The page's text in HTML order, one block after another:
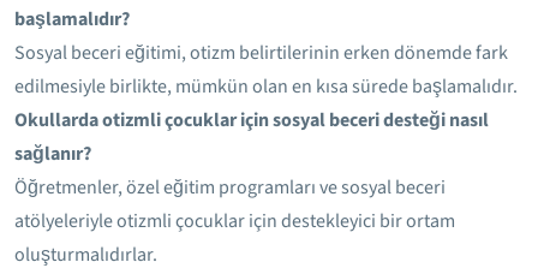
başlamalıdır?
Sosyal beceri eğitimi, otizm belirtilerinin erken dönemde fark
edilmesiyle birlikte, mümkün olan en kısa sürede başlamalıdır.
Okullarda otizmli çocuklar için sosyal beceri desteği nasıl
sağlanır?
Öğretmenler, özel eğitim programları ve sosyal beceri
atölyeleriyle otizmli çocuklar için destekleyici bir ortam
oluşturmalıdırlar.